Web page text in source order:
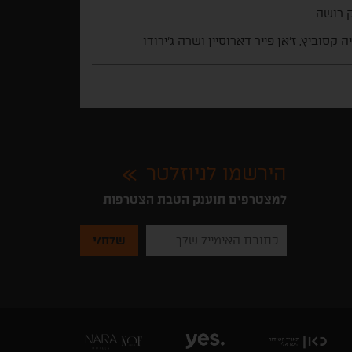
רושה
קסוביץ, ז'אן פייר דארוסיין ושרה ג'ירודו
הירשמו לניוזלטר
למצטרפים תוענק הטבת הצטרפות
להזין
את
ניוזלטרים